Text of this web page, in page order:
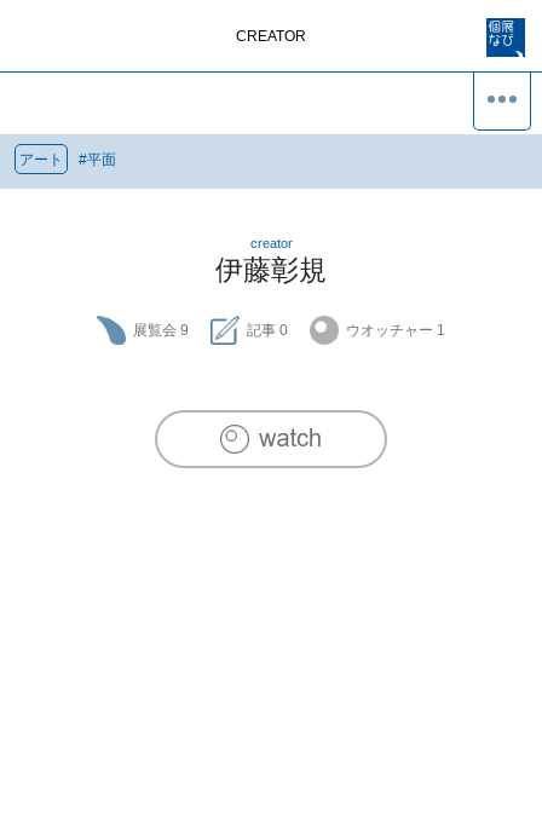
CREATOR
アート #平面
creator
伊藤彰規
展覧会 9 記事 0 ウオッチャー 1